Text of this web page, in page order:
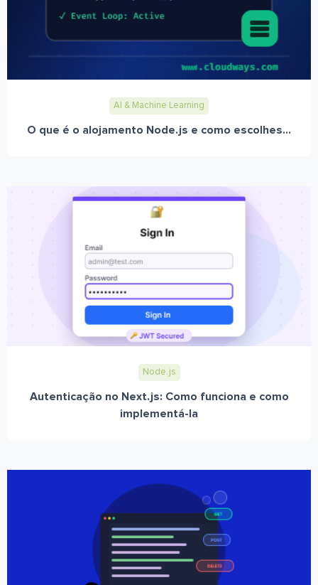
AI & Machine Learning
O que é o alojamento Node.js e como escolhes...
Node.js
Autenticação no Next.js: Como funciona e como
implementá-la